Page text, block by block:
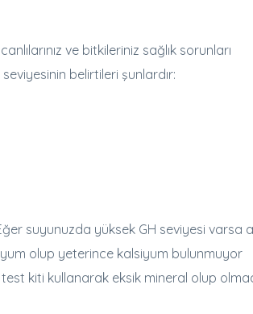
ve bitkileriniz sağlık sorunları
belirtileri şunlardır:
suyunuzda yüksek GH seviyesi varsa
olup yeterince kalsiyum bulunmuyor
kiti kullanarak eksik mineral olup